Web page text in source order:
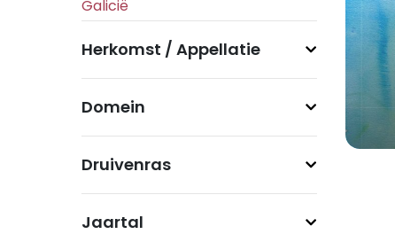
Herkomst / Appellatie
Domein
Druivenras
Jaartal